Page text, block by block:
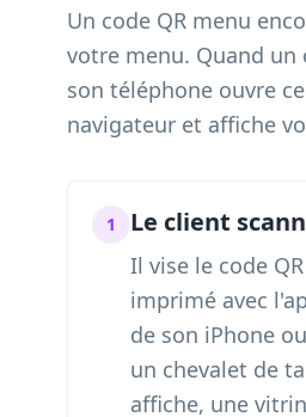
Un code QR menu
votre menu. Quand un
son téléphone ouvre
navigateur et affiche
1 Le client
Il vise le code
imprimé avec
de son iPhone
un chevalet de
affiche, une